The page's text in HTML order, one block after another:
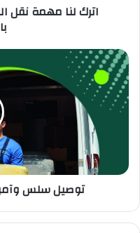
اترك لنا مهمة
توصيل سلس وآمن